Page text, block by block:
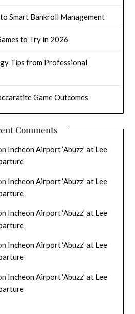
Smart Bankroll Management
to Try in 2026
Tips from Professional
Game Outcomes
Comments
Incheon Airport ‘Abuzz’ at Lee
Incheon Airport ‘Abuzz’ at Lee
Incheon Airport ‘Abuzz’ at Lee
Incheon Airport ‘Abuzz’ at Lee
Incheon Airport ‘Abuzz’ at Lee